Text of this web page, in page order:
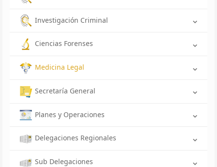
Investigación Criminal
Ciencias Forenses
Medicina Legal
Secretaría General
Planes y Operaciones
Delegaciones Regionales
Sub Delegaciones